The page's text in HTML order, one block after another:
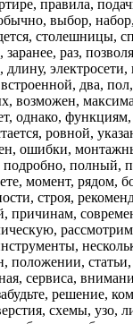
правила,
выбор,
столешницы,
раз,
электросети,
два,
возможен,
однако,
ровной,
ошибки,
подробно, полный,
момент, рядом,
строя,
причинам,
статьи,
сервиса,
решение,
схемы, узо,